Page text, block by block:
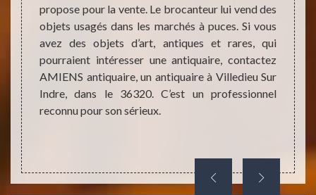
il
il
les
propose pour la vente. Le brocanteur lui vend des
objets usagés dans les marchés à puces. Si vous
avez des objets d’art, antiques et rares, qui
pourraient intéresser une antiquaire, contactez
AMIENS antiquaire, un antiquaire à Villedieu Sur
Indre, dans le 36320. C’est un professionnel
reconnu pour son sérieux.